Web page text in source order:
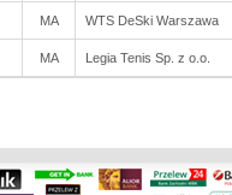
MA WTS DeSki Warszawa
MA Legia Tenis Sp. z o.o.